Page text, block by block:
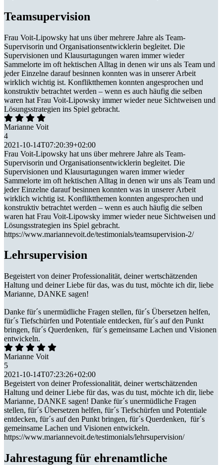
Teamsupervision
Frau Voit-Lipowsky hat uns über mehrere Jahre als Team-
Supervisorin und Organisationsentwicklerin begleitet. Die
Supervisionen und Klausurtagungen waren immer wieder
Sammelorte im oft hektischen Alltag in denen wir uns als Team und
jeder Einzelne darauf besinnen konnten was in unserer Arbeit
wirklich wichtig ist. Konfliktthemen konnten angesprochen und
konstruktiv betrachtet werden – wenn es auch häufig die selben
waren hat Frau Voit-Lipowsky immer wieder neue Sichtweisen und
Lösungsstrategien ins Spiel gebracht.
Marianne Voit
4
2021-10-14T07:20:39+02:00
Frau Voit-Lipowsky hat uns über mehrere Jahre als Team-
Supervisorin und Organisationsentwicklerin begleitet. Die
Supervisionen und Klausurtagungen waren immer wieder
Sammelorte im oft hektischen Alltag in denen wir uns als Team und
jeder Einzelne darauf besinnen konnten was in unserer Arbeit
wirklich wichtig ist. Konfliktthemen konnten angesprochen und
konstruktiv betrachtet werden – wenn es auch häufig die selben
waren hat Frau Voit-Lipowsky immer wieder neue Sichtweisen und
Lösungsstrategien ins Spiel gebracht.
https://www.mariannevoit.de/testimonials/teamsupervision-2/
Lehrsupervision
Begeistert von deiner Professionalität, deiner wertschätzenden
Haltung und deiner Liebe für das, was du tust, möchte ich dir, liebe
Marianne, DANKE sagen!
Danke für´s unermüdliche Fragen stellen, für´s Übersetzen helfen,
für´s Tiefschürfen und Potentiale entdecken, für´s auf den Punkt
bringen, für´s Querdenken, für´s gemeinsame Lachen und Visionen
entwickeln.
Marianne Voit
5
2021-10-14T07:23:26+02:00
Begeistert von deiner Professionalität, deiner wertschätzenden
Haltung und deiner Liebe für das, was du tust, möchte ich dir, liebe
Marianne, DANKE sagen! Danke für´s unermüdliche Fragen
stellen, für´s Übersetzen helfen, für´s Tiefschürfen und Potentiale
entdecken, für´s auf den Punkt bringen, für´s Querdenken, für´s
gemeinsame Lachen und Visionen entwickeln.
https://www.mariannevoit.de/testimonials/lehrsupervision/
Jahrestagung für ehrenamtliche